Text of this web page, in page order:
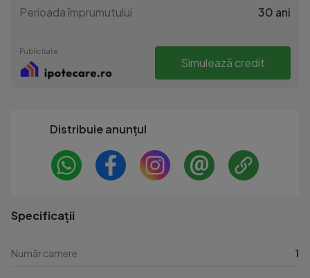
Perioada împrumutului 30 ani
Publicitate
Simulează credit
Distribuie anunțul
Specificații
Număr camere 1